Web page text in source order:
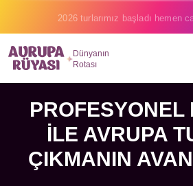
2026 turlarımız başladı hemen
Dünyanın
Rotası
PROFESYONEL
İLE AVRUPA
ÇIKMANIN